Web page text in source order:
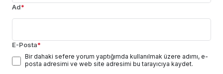
Ad*
E-Posta*
Bir dahaki sefere yorum yaptığımda kullanılmak üzere adımı, e-
posta adresimi ve web site adresimi bu tarayıcıya kaydet.